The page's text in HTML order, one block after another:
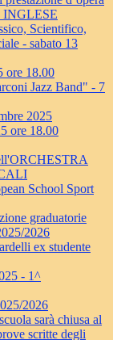
INGLESE
Scientifico,
- sabato 13
ore 18.00
Jazz Band" - 7
2025
ore 18.00
School Sport
graduatorie
2026
ex studente
- 1^
2026
sarà chiusa al
scritte degli